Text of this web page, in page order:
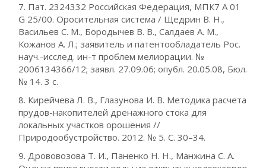
7. Пат. 2324332 Российская Федерация, МПК7 A 01
G 25/00. Оросительная система / Щедрин В. Н.,
Васильев С. М., Бородычев В. В., Салдаев А. М.,
Кожанов А. Л.; заявитель и патентообладатель Рос.
науч.-исслед. ин-т проблем мелиорации. №
2006134366/12; заявл. 27.09.06; опубл. 20.05.08, Бюл.
№ 14. 3 с.
8. Кирейчева Л. В., Глазунова И. В. Методика расчета
прудов-накопителей дренажного стока для
локальных участков орошения //
Природообустройство. 2012. № 5. С. 30–34.
9. Дрововозова Т. И., Паненко Н. Н., Манжина С. А.